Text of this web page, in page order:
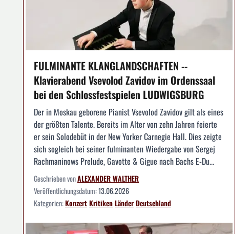
FULMINANTE KLANGLANDSCHAFTEN --
Klavierabend Vsevolod Zavidov im Ordenssaal
bei den Schlossfestspielen LUDWIGSBURG
Der in Moskau geborene Pianist Vsevolod Zavidov gilt als eines
der größten Talente. Bereits im Alter von zehn Jahren feierte
er sein Solodebüt in der New Yorker Carnegie Hall. Dies zeigte
sich sogleich bei seiner fulminanten Wiedergabe von Sergej
Rachmaninows Prelude, Gavotte & Gigue nach Bachs E-Du...
Geschrieben vonALEXANDER WALTHER
Veröffentlichungsdatum:13.06.2026
Kategorien:KonzertKritikenLänderDeutschland